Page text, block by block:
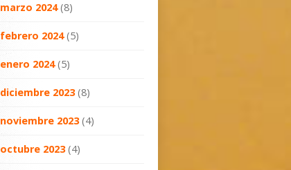
marzo 2024(8)
febrero 2024(5)
enero 2024(5)
diciembre 2023(8)
noviembre 2023(4)
octubre 2023(4)